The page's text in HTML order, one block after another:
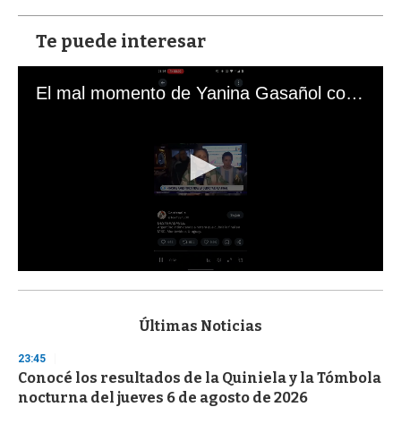
Te puede interesar
El mal momento de Yanina Gasañol con un hincha argentino en "Subrayado"
s
d
s
o
f
Últimas Noticias
23:45
Conocé los resultados de la Quiniela y la Tómbola
nocturna del jueves 6 de agosto de 2026